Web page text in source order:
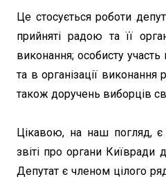
Це стосується роботи
прийняті радою та її
виконання; особисту участь
та в організації виконання
також доручень виборців
Цікавою, на наш погляд,
звіті про органи Київради
Депутат є членом цілого